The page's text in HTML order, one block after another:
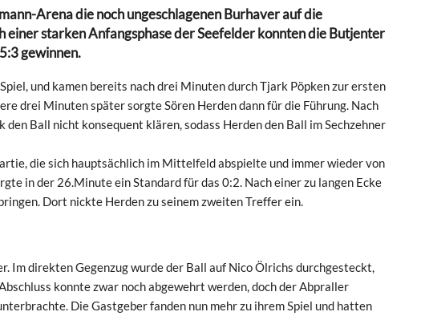
Arena die noch ungeschlagenen Burhaver auf die
einer starken Anfangsphase der Seefelder konnten die Butjenter
gewinnen.
und kamen bereits nach drei Minuten durch Tjark Pöpken zur ersten
drei Minuten später sorgte Sören Herden dann für die Führung. Nach
Ball nicht konsequent klären, sodass Herden den Ball im Sechzehner
die sich hauptsächlich im Mittelfeld abspielte und immer wieder von
in der 26.Minute ein Standard für das 0:2. Nach einer zu langen Ecke
Dort nickte Herden zu seinem zweiten Treffer ein.
Im direkten Gegenzug wurde der Ball auf Nico Ölrichs durchgesteckt,
konnte zwar noch abgewehrt werden, doch der Abpraller
Die Gastgeber fanden nun mehr zu ihrem Spiel und hatten